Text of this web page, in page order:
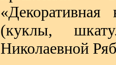
(куклы,
Николаевной